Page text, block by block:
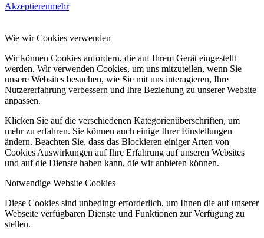
Akzeptierenmehr
Wie wir Cookies verwenden
Wir können Cookies anfordern, die auf Ihrem Gerät eingestellt
werden. Wir verwenden Cookies, um uns mitzuteilen, wenn Sie
unsere Websites besuchen, wie Sie mit uns interagieren, Ihre
Nutzererfahrung verbessern und Ihre Beziehung zu unserer Website
anpassen.
Klicken Sie auf die verschiedenen Kategorienüberschriften, um
mehr zu erfahren. Sie können auch einige Ihrer Einstellungen
ändern. Beachten Sie, dass das Blockieren einiger Arten von
Cookies Auswirkungen auf Ihre Erfahrung auf unseren Websites
und auf die Dienste haben kann, die wir anbieten können.
Notwendige Website Cookies
Diese Cookies sind unbedingt erforderlich, um Ihnen die auf unserer
Webseite verfügbaren Dienste und Funktionen zur Verfügung zu
stellen.